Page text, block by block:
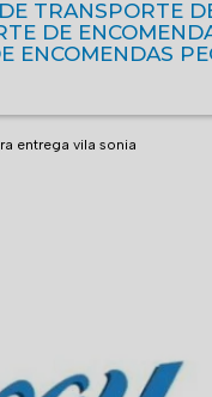
DE TRANSPORTE
DE
ENCOMENDAS
entrega vila sonia